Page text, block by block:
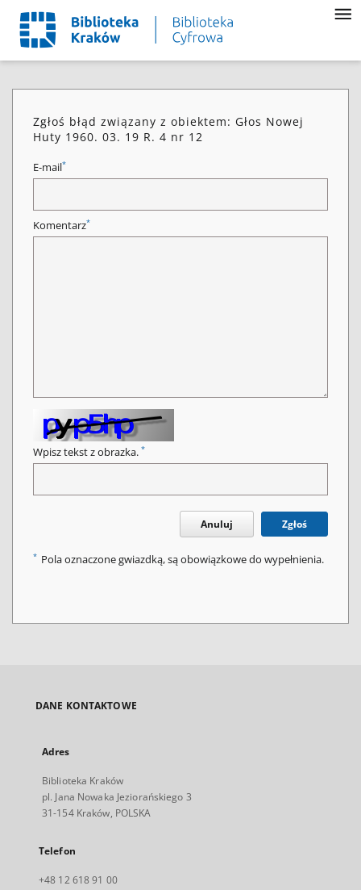
Zgłoś błąd związany z obiektem: Głos Nowej
Huty 1960. 03. 19 R. 4 nr 12
E-mail*
Komentarz*
Wpisz tekst z obrazka. *
Anuluj Zgłoś
* Pola oznaczone gwiazdką, są obowiązkowe do wypełnienia.
DANE KONTAKTOWE
Adres
Biblioteka Kraków
pl. Jana Nowaka Jeziorańskiego 3
31-154 Kraków, POLSKA
Telefon
+48 12 618 91 00